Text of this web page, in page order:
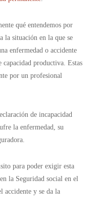
qué entendemos por
la situación en la que se
enfermedad o accidente
capacidad productiva. Estas
por un profesional
de incapacidad
la enfermedad, su
para poder exigir esta
la Seguridad social en el
accidente y se da la